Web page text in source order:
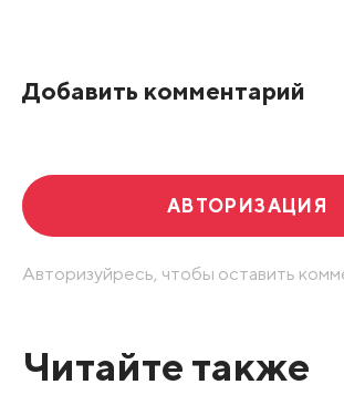
Добавить комментарий
АВТОРИЗАЦИЯ
Авторизуйресь, чтобы оставить
Читайте также